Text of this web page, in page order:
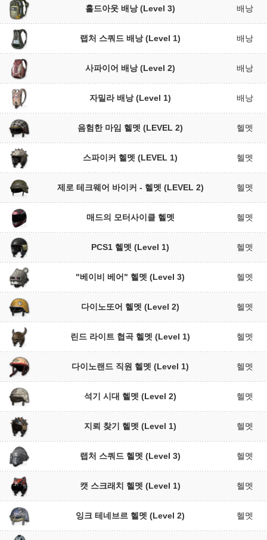
홀드아웃 배낭 (Level 3) 배낭
랩처 스쿼드 배낭 (Level 1) 배낭
사파이어 배낭 (Level 2) 배낭
자밀라 배낭 (Level 1) 배낭
음험한 마임 헬멧 (LEVEL 2) 헬멧
스파이커 헬멧 (LEVEL 1) 헬멧
제로 테크웨어 바이커 - 헬멧 (LEVEL 2) 헬멧
매드의 모터사이클 헬멧 헬멧
PCS1 헬멧 (Level 1) 헬멧
"베이비 베어" 헬멧 (Level 3) 헬멧
다이노또어 헬멧 (Level 2) 헬멧
린드 라이트 협곡 헬멧 (Level 1) 헬멧
다이노랜드 직원 헬멧 (Level 1) 헬멧
석기 시대 헬멧 (Level 2) 헬멧
지뢰 찾기 헬멧 (Level 1) 헬멧
랩처 스쿼드 헬멧 (Level 3) 헬멧
캣 스크래치 헬멧 (Level 1) 헬멧
잉크 테네브르 헬멧 (Level 2) 헬멧